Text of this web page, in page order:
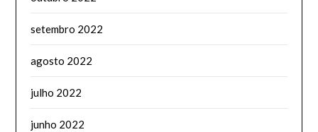
setembro 2022
agosto 2022
julho 2022
junho 2022